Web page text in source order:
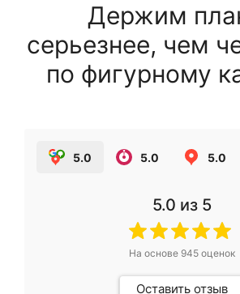
Держим
серьезнее, чем
по фигурному
5.0 5.0 5.0
5.0 из 5
На основе 945оценок
Оставить отзыв